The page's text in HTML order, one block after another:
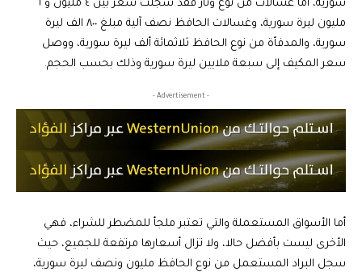
سورية، أما غسالات من نوع وتار فقد سجلت سعر بين ٤ مليون و ٦
مليون ليرة سورية، وغسالات الحافظ نصف آلية مبلغ ٨٠٠ الف ليرة
سورية، والمدفأة من نوع الحافظ ثلاثمائة ألف ليرة سورية، ووصل
سعر المكيف إلى سبعة ملايين ليرة سورية وذلك بحسب الحجم.
- Advertisement -
أما الأسواق المستعملة والتي تعتبر ملجأ للمضطر للشراء، فهي
الأخرى ليست بأفضل حالا، ولا تزال أسعارها مرتفعة للجميع، حيث
سجل البراد المستعمل من نوع الحافظ مليون ونصف ليرة سورية،